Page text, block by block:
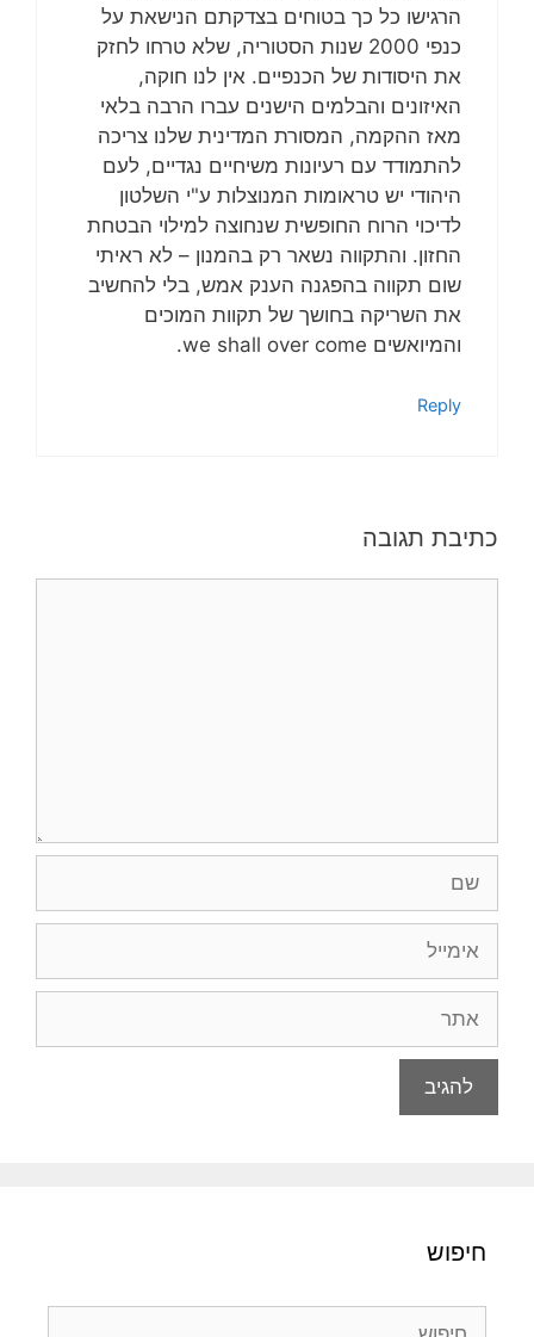
הרגישו כל כך בטוחים בצדקתם הנישאת על
כנפי 2000 שנות הסטוריה, שלא טרחו לחזק
את היסודות של הכנפיים. אין לנו חוקה,
האיזונים והבלמים הישנים עברו הרבה בלאי
מאז ההקמה, המסורת המדינית שלנו צריכה
להתמודד עם רעיונות משיחיים נגדיים, לעם
היהודי יש טראומות המנוצלות ע"י השלטון
לדיכוי הרוח החופשית שנחוצה למילוי הבטחת
החזון. והתקווה נשאר רק בהמנון – לא ראיתי
שום תקווה בהפגנה הענק אמש, בלי להחשיב
את השריקה בחושך של תקוות המוכים
והמיואשים we shall over come.
Reply
כתיבת תגובה
חיפוש